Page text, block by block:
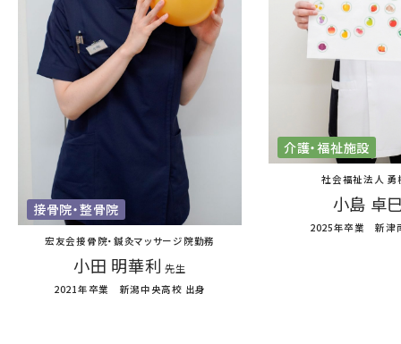
接骨院・整骨院
宏友会接骨院・鍼灸マッサージ院勤務
小田 明華利 先生
2021年卒業 新潟中央高校 出身
介護・福祉施設
社会福祉法人 勇
小島 卓
2025年卒業 新津